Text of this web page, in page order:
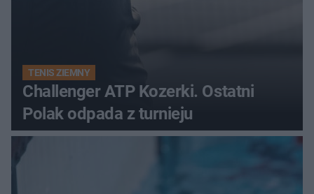
TENIS ZIEMNY
Challenger ATP Kozerki. Ostatni
Polak odpada z turnieju